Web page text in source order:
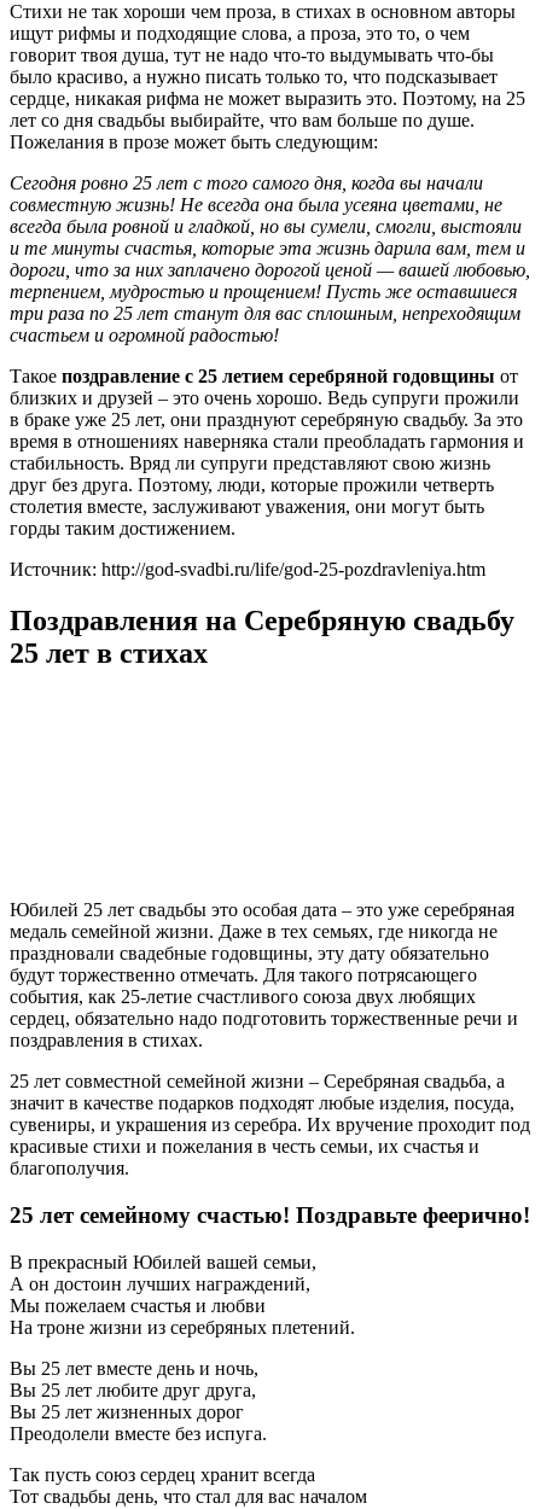
Стихи не так хороши чем проза, в стихах в основном авторы
ищут рифмы и подходящие слова, а проза, это то, о чем
говорит твоя душа, тут не надо что-то выдумывать что-бы
было красиво, а нужно писать только то, что подсказывает
сердце, никакая рифма не может выразить это. Поэтому, на 25
лет со дня свадьбы выбирайте, что вам больше по душе.
Пожелания в прозе может быть следующим:
Сегодня ровно 25 лет с того самого дня, когда вы начали
совместную жизнь! Не всегда она была усеяна цветами, не
всегда была ровной и гладкой, но вы сумели, смогли, выстояли
и те минуты счастья, которые эта жизнь дарила вам, тем и
дороги, что за них заплачено дорогой ценой — вашей любовью,
терпением, мудростью и прощением! Пусть же оставшиеся
три раза по 25 лет станут для вас сплошным, непреходящим
счастьем и огромной радостью!
Такое поздравление с 25 летием серебряной годовщины от
близких и друзей – это очень хорошо. Ведь супруги прожили
в браке уже 25 лет, они празднуют серебряную свадьбу. За это
время в отношениях наверняка стали преобладать гармония и
стабильность. Вряд ли супруги представляют свою жизнь
друг без друга. Поэтому, люди, которые прожили четверть
столетия вместе, заслуживают уважения, они могут быть
горды таким достижением.
Источник: http://god-svadbi.ru/life/god-25-pozdravleniya.htm
Поздравления на Серебряную свадьбу
25 лет в стихах
Юбилей 25 лет свадьбы это особая дата – это уже серебряная
медаль семейной жизни. Даже в тех семьях, где никогда не
праздновали свадебные годовщины, эту дату обязательно
будут торжественно отмечать. Для такого потрясающего
события, как 25-летие счастливого союза двух любящих
сердец, обязательно надо подготовить торжественные речи и
поздравления в стихах.
25 лет совместной семейной жизни – Серебряная свадьба, а
значит в качестве подарков подходят любые изделия, посуда,
сувениры, и украшения из серебра. Их вручение проходит под
красивые стихи и пожелания в честь семьи, их счастья и
благополучия.
25 лет семейному счастью! Поздравьте феерично!
В прекрасный Юбилей вашей семьи,
А он достоин лучших награждений,
Мы пожелаем счастья и любви
На троне жизни из серебряных плетений.
Вы 25 лет вместе день и ночь,
Вы 25 лет любите друг друга,
Вы 25 лет жизненных дорог
Преодолели вместе без испуга.
Так пусть союз сердец хранит всегда
Тот свадьбы день, что стал для вас началом